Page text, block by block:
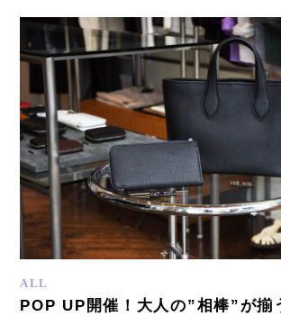
ALL
POP UP開催！大人の”相棒”が揃